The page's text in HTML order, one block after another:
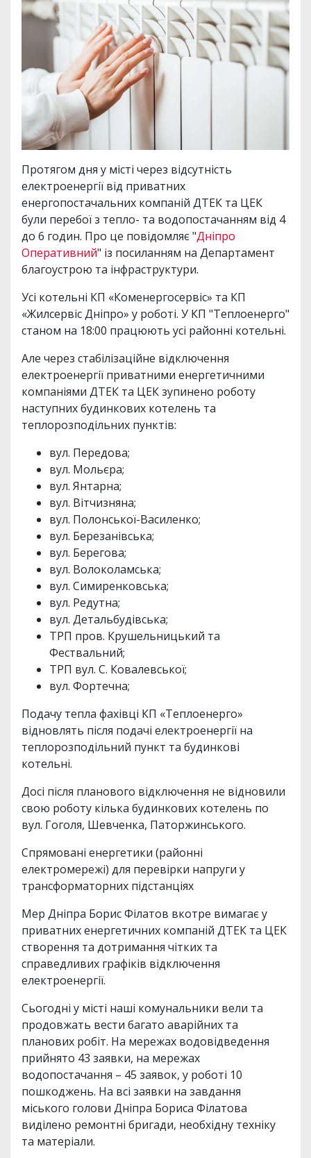
Протягом дня у місті через відсутність
електроенергії від приватних
енергопостачальних компаній ДТЕК та ЦЕК
були перебої з тепло- та водопостачанням від 4
до 6 годин. Про це повідомляє "Дніпро
Оперативний" із посиланням на Департамент
благоустрою та інфраструктури.
Усі котельні КП «Коменергосервіс» та КП
«Жилсервіс Дніпро» у роботі. У КП "Теплоенерго"
станом на 18:00 працюють усі районні котельні.
Але через стабілізаційне відключення
електроенергії приватними енергетичними
компаніями ДТЕК та ЦЕК зупинено роботу
наступних будинкових котелень та
теплорозподільних пунктів:
вул. Передова;
вул. Мольєра;
вул. Янтарна;
вул. Вітчизняна;
вул. Полонської-Василенко;
вул. Березанівська;
вул. Берегова;
вул. Волоколамська;
вул. Симиренковська;
вул. Редутна;
вул. Детальбудівська;
ТРП пров. Крушельницький та
Фествальний;
ТРП вул. С. Ковалевської;
вул. Фортечна;
Подачу тепла фахівці КП «Теплоенерго»
відновлять після подачі електроенергії на
теплорозподільний пункт та будинкові
котельні.
Досі після планового відключення не відновили
свою роботу кілька будинкових котелень по
вул. Гоголя, Шевченка, Паторжинського.
Спрямовані енергетики (районні
електромережі) для перевірки напруги у
трансформаторних підстанціях
Мер Дніпра Борис Філатов вкотре вимагає у
приватних енергетичних компаній ДТЕК та ЦЕК
створення та дотримання чітких та
справедливих графіків відключення
електроенергії.
Сьогодні у місті наші комунальники вели та
продовжать вести багато аварійних та
планових робіт. На мережах водовідведення
прийнято 43 заявки, на мережах
водопостачання – 45 заявок, у роботі 10
пошкоджень. На всі заявки на завдання
міського голови Дніпра Бориса Філатова
виділено ремонтні бригади, необхідну техніку
та матеріали.